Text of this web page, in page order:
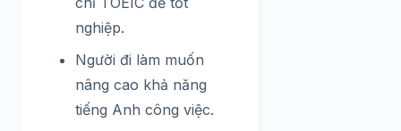
nghiệp.
Người đi làm muốn
nâng cao khả năng
tiếng Anh công việc.